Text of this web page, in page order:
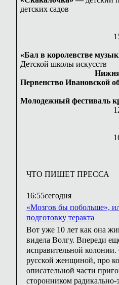
детских садов
«Бал в королевстве
Детской школы искусств
Первенство Ивановской
Молодежный фестиваль
ЧТО ПИШЕТ ПРЕССА
16:55сегодня
«Мозгов бы побольше»,
подготовку теракта
Вот уже 10 лет как она
видела Волгу. Впереди
исправительной
русской женщиной, про
описательной части
сторонником радикально-